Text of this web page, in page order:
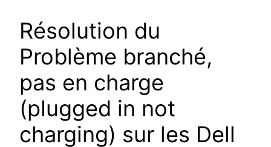
Résolution du
Problème branché,
pas en charge
(plugged in not
charging) sur les Dell